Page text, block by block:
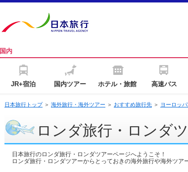
国内
JR+宿泊 国内ツアー ホテル・旅館 高速バス
日本旅行トップ＞ 海外旅行・海外ツアー ＞ おすすめ旅行先 ＞ ヨーロッ
ロンダ旅行・ロンダ
日本旅行のロンダ旅行・ロンダツアーページへようこそ！
ロンダ旅行・ロンダツアーからとっておきの海外旅行や海外ツア